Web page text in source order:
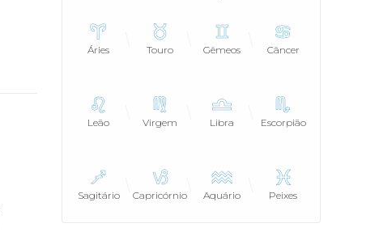
Áries Touro Gêmeos Câncer
Leão Virgem Libra Escorpião
Sagitário Capricórnio Aquário Peixes